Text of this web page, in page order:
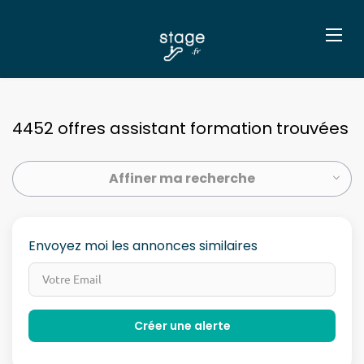
4452 offres assistant formation trouvées
Affiner ma recherche
Envoyez moi les annonces similaires